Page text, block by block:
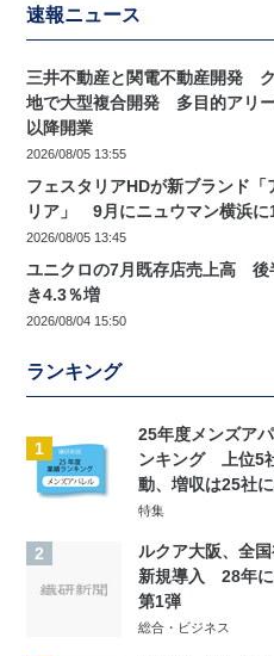
速報ニュース
三井不動産と関電不動産開発
地で大型複合開発 多目的アリ
以降開業
2026/08/05 13:55
フェスタリアHDが新ブランド「
リア」 9月にニュウマン横浜に
2026/08/05 13:45
ユニクロの7月既存店売上高 後
き4.3％増
2026/08/04 15:50
ランキング
1
25年度メンズア
ンキング 上位5
動、増収は25社
特集
2
ルクア大阪、全
新規導入 28年
第1弾
総合・ビジネス